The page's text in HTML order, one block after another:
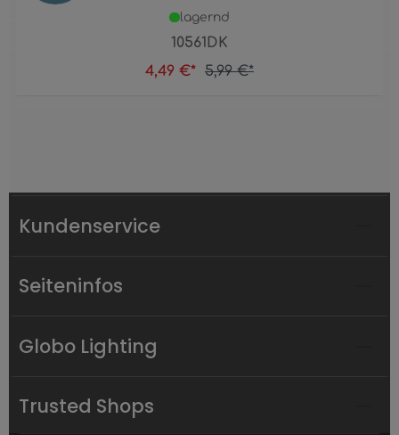
10561DK
lagernd
4,49 €* 5,99 €*
Kundenservice
Seiteninfos
Globo Lighting
Trusted Shops